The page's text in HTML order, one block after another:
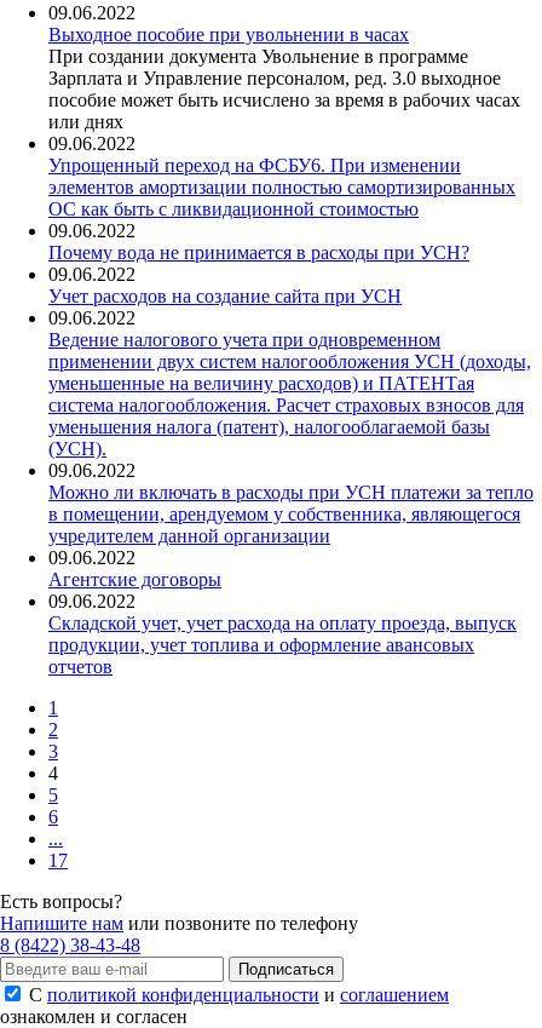
09.06.2022
Выходное пособие при увольнении в часах
При создании документа Увольнение в программе
Зарплата и Управление персоналом, ред. 3.0 выходное
пособие может быть исчислено за время в рабочих часах
или днях
09.06.2022
Упрощенный переход на ФСБУ6. При изменении
элементов амортизации полностью самортизированных
ОС как быть с ликвидационной стоимостью
09.06.2022
Почему вода не принимается в расходы при УСН?
09.06.2022
Учет расходов на создание сайта при УСН
09.06.2022
Ведение налогового учета при одновременном
применении двух систем налогообложения УСН (доходы,
уменьшенные на величину расходов) и ПАТЕНТая
система налогообложения. Расчет страховых взносов для
уменьшения налога (патент), налогооблагаемой базы
(УСН).
09.06.2022
Можно ли включать в расходы при УСН платежи за тепло
в помещении, арендуемом у собственника, являющегося
учредителем данной организации
09.06.2022
Агентские договоры
09.06.2022
Складской учет, учет расхода на оплату проезда, выпуск
продукции, учет топлива и оформление авансовых
отчетов
1
2
3
4
5
6
...
17
Есть вопросы?
Напишите нам или позвоните по телефону
8 (8422) 38-43-48
Подписаться
С политикой конфиденциальности и соглашением
ознакомлен и согласен